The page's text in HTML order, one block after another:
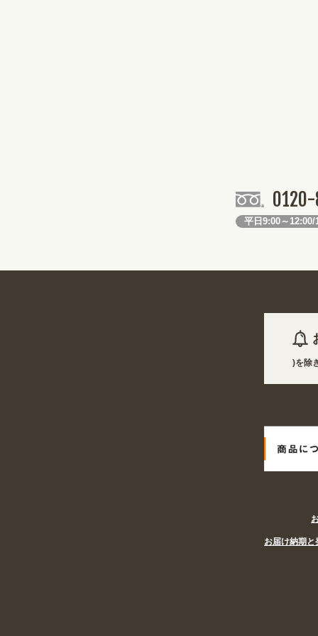
平日9:00～12:00/
2026年08月08日 商品は一部(ポール・注水台など)を除き受
お届け納期と